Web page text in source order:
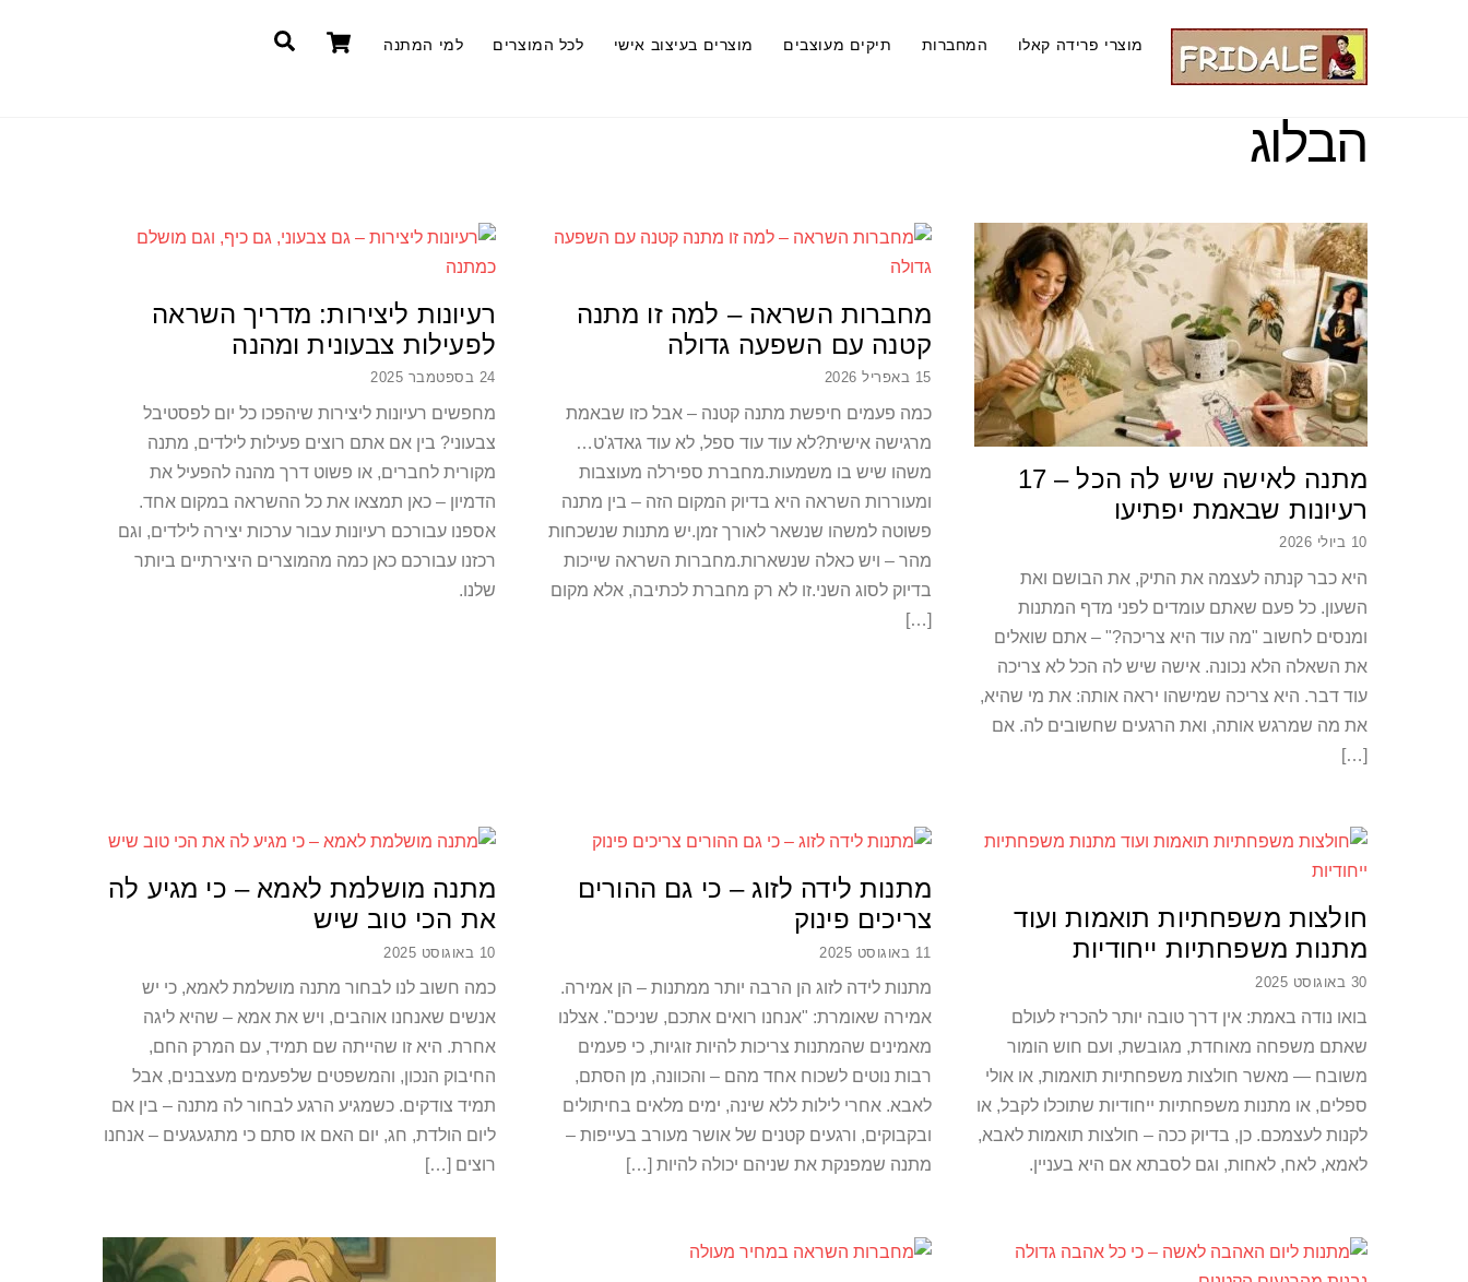
Cartחיפוש מוצרי פרידה קאלו המחברות תיקים מעוצבים מוצרים בעיצוב אישי לכל המוצרים למי המתנה
הבלוג
10 ביולי 2026
מתנה לאישה שיש לה הכל – 17
רעיונות שבאמת יפתיעו
היא כבר קנתה לעצמה את התיק, את הבושם ואת
השעון. כל פעם שאתם עומדים לפני מדף המתנות
ומנסים לחשוב "מה עוד היא צריכה?" – אתם שואלים
את השאלה הלא נכונה. אישה שיש לה הכל לא צריכה
עוד דבר. היא צריכה שמישהו יראה אותה: את מי שהיא,
את מה שמרגש אותה, ואת הרגעים שחשובים לה. אם
[…]
15 באפריל 2026
מחברות השראה – למה זו מתנה
קטנה עם השפעה גדולה
כמה פעמים חיפשת מתנה קטנה – אבל כזו שבאמת
מרגישה אישית?לא עוד עוד ספל, לא עוד גאדג'ט…
משהו שיש בו משמעות.מחברת ספירלה מעוצבות
ומעוררות השראה היא בדיוק המקום הזה – בין מתנה
פשוטה למשהו שנשאר לאורך זמן.יש מתנות שנשכחות
מהר – ויש כאלה שנשארות.מחברות השראה שייכות
בדיוק לסוג השני.זו לא רק מחברת לכתיבה, אלא מקום
[…]
24 בספטמבר 2025
רעיונות ליצירות: מדריך השראה
לפעילות צבעונית ומהנה
מחפשים רעיונות ליצירות שיהפכו כל יום לפסטיבל
צבעוני? בין אם אתם רוצים פעילות לילדים, מתנה
מקורית לחברים, או פשוט דרך מהנה להפעיל את
הדמיון – כאן תמצאו את כל ההשראה במקום אחד.
אספנו עבורכם רעיונות עבור ערכות יצירה לילדים, וגם
רכזנו עבורכם כאן כמה מהמוצרים היצירתיים ביותר
שלנו.
30 באוגוסט 2025
חולצות משפחתיות תואמות ועוד
מתנות משפחתיות ייחודיות
בואו נודה באמת: אין דרך טובה יותר להכריז לעולם
שאתם משפחה מאוחדת, מגובשת, ועם חוש הומור
משובח — מאשר חולצות משפחתיות תואמות, או אולי
ספלים, או מתנות משפחתיות ייחודיות שתוכלו לקבל, או
לקנות לעצמכם. כן, בדיוק ככה – חולצות תואמות לאבא,
לאמא, לאח, לאחות, וגם לסבתא אם היא בעניין.
11 באוגוסט 2025
מתנות לידה לזוג – כי גם ההורים
צריכים פינוק
מתנות לידה לזוג הן הרבה יותר ממתנות – הן אמירה.
אמירה שאומרת: "אנחנו רואים אתכם, שניכם". אצלנו
מאמינים שהמתנות צריכות להיות זוגיות, כי פעמים
רבות נוטים לשכוח אחד מהם – והכוונה, מן הסתם,
לאבא. אחרי לילות ללא שינה, ימים מלאים בחיתולים
ובקבוקים, ורגעים קטנים של אושר מעורב בעייפות –
מתנה שמפנקת את שניהם יכולה להיות […]
10 באוגוסט 2025
מתנה מושלמת לאמא – כי מגיע לה
את הכי טוב שיש
כמה חשוב לנו לבחור מתנה מושלמת לאמא, כי יש
אנשים שאנחנו אוהבים, ויש את אמא – שהיא ליגה
אחרת. היא זו שהייתה שם תמיד, עם המרק החם,
החיבוק הנכון, והמשפטים שלפעמים מעצבנים, אבל
תמיד צודקים. כשמגיע הרגע לבחור לה מתנה – בין אם
ליום הולדת, חג, יום האם או סתם כי מתגעגעים – אנחנו
רוצים […]